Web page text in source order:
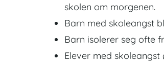
skolen om morgenen.
Barn med skoleangst
Barn isolerer seg ofte
Elever med